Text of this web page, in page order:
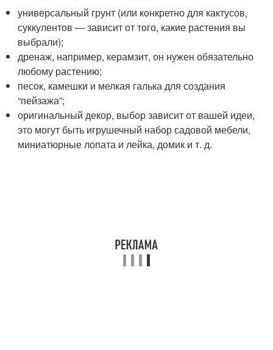
универсальный грунт (или конкретно для кактусов,
суккулентов — зависит от того, какие растения вы
выбрали);
дренаж, например, керамзит, он нужен обязательно
любому растению;
песок, камешки и мелкая галька для создания
“пейзажа”;
оригинальный декор, выбор зависит от вашей идеи,
это могут быть игрушечный набор садовой мебели,
миниатюрные лопата и лейка, домик и т. д.